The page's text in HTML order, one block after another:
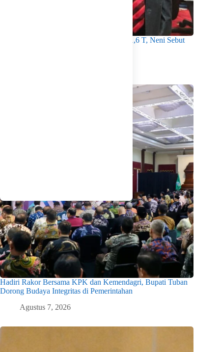
APBD 2027 Bontang Diproyeksi Jadi Rp1,6 T, Neni Sebut
Hadiri Rakor Bersama KPK dan Kemendagri, Bupati Tuban
Dorong Budaya Integritas di Pemerintahan
Agustus 7, 2026